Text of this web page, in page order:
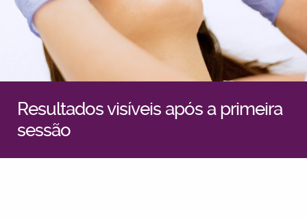
Resultados visíveis após a primeira
sessão